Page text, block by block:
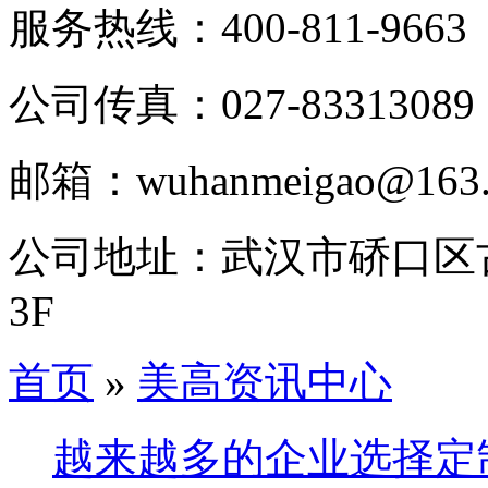
服务热线： 400-811-9663
公司传真： 027-83313089
邮箱：
公司地址： 武汉市硚口
3F
首页 » 美高资讯中心
越来越多的企业选择